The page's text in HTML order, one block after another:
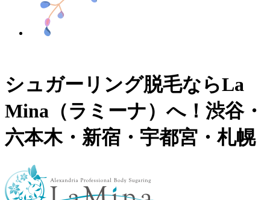
シュガーリング脱毛ならLa
Mina（ラミーナ）へ！渋谷・
六本木・新宿・宇都宮・札幌